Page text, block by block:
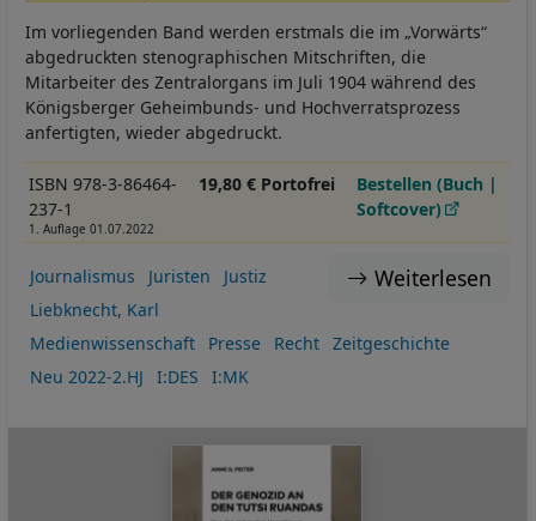
Im vorliegenden Band werden erstmals die im „Vorwärts“
abgedruckten stenographischen Mitschriften, die
Mitarbeiter des Zentralorgans im Juli 1904 während des
Königsberger Geheimbunds- und Hochverratsprozess
anfertigten, wieder abgedruckt.
ISBN 978-3-86464-
237-1
1. Auflage 01.07.2022
19,80 € Portofrei
Bestellen (Buch |
Softcover)
Weiterlesen
Journalismus Juristen
Justiz
Liebknecht, Karl
Medienwissenschaft
Presse Recht
Zeitgeschichte
Neu 2022-2.HJ
I:DES I:MK